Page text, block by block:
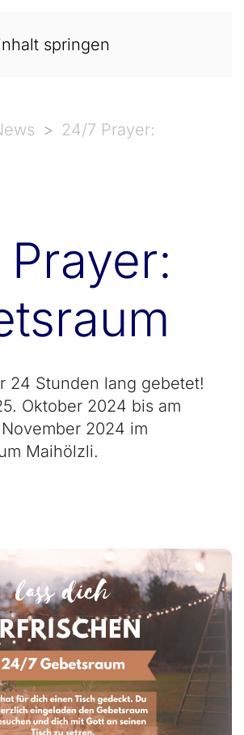
springen
24/7 Prayer:
24 Stunden lang gebetet!
Oktober 2024 bis am
2024 im
Maihölzli.